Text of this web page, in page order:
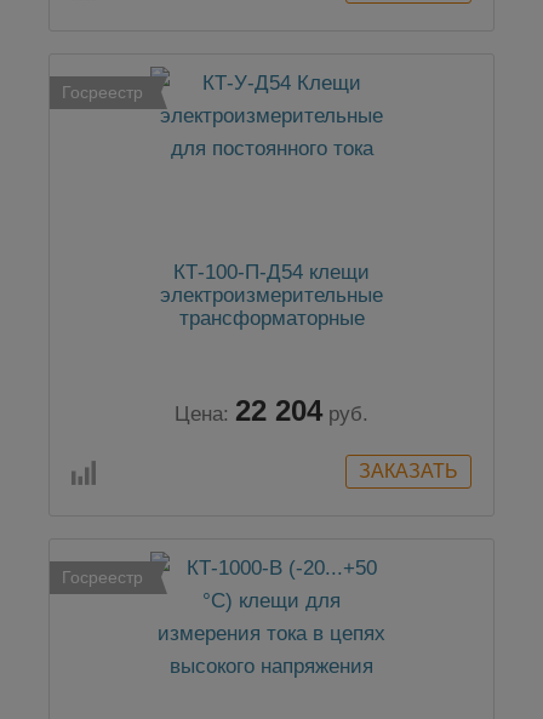
Госреестр
КТ-100-П-Д54 клещи
электроизмерительные
трансформаторные
Цена: 22 204 руб.
Госреестр